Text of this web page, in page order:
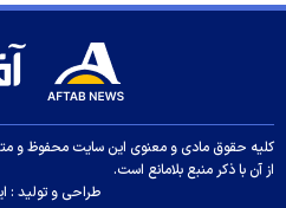
کلیه حقوق مادی و معنوی این سایت محفوظ و
از آن با ذکر منبع بلامانع است.
طراحی و تولید :